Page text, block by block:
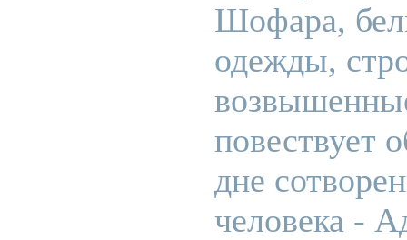
Шофара,
одежды,
повествует
дне
человека -